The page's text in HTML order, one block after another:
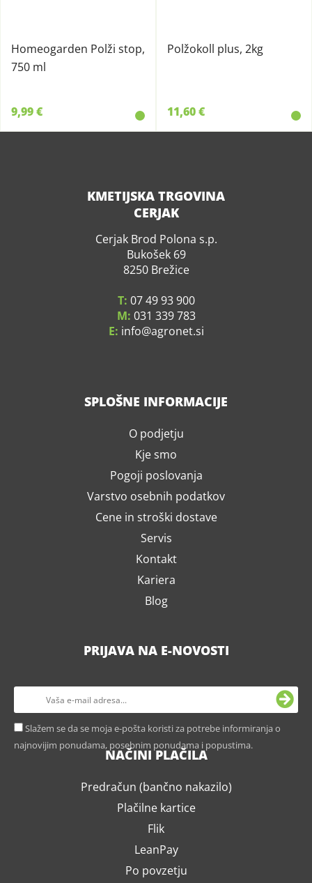
Homeogarden Polži stop,
750 ml
9,99 €
Polžokoll plus, 2kg
11,60 €
KMETIJSKA TRGOVINA
CERJAK
Cerjak Brod Polona s.p.
Bukošek 69
8250 Brežice
T: 07 49 93 900
M: 031 339 783
E: info agronet.si
SPLOŠNE INFORMACIJE
O podjetju
Kje smo
Pogoji poslovanja
Varstvo osebnih podatkov
Cene in stroški dostave
Servis
Kontakt
Kariera
Blog
PRIJAVA NA E-NOVOSTI
Slažem se da se moja e-pošta koristi za potrebe informiranja o
najnovijim ponudama, posebnim ponudama i popustima.
NAČINI PLAČILA
Predračun (bančno nakazilo)
Plačilne kartice
Flik
LeanPay
Po povzetju